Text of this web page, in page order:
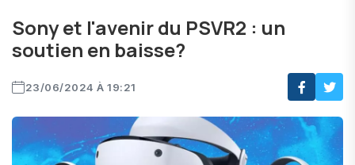
Sony et l'avenir du PSVR2 : un
soutien en baisse?
23/06/2024 À 19:21